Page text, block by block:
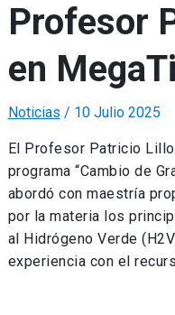
Profesor
en
Noticias / 10 Julio 2025
El Profesor Patricio
programa “Cambio de
abordó con maestría
por la materia los
al Hidrógeno Verde
experiencia con el